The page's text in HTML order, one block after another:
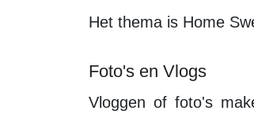
Het thema is Home
Foto's en Vlogs
Vloggen of foto's maken van jouw eigen avondvierdaagse? Deel ze dan met